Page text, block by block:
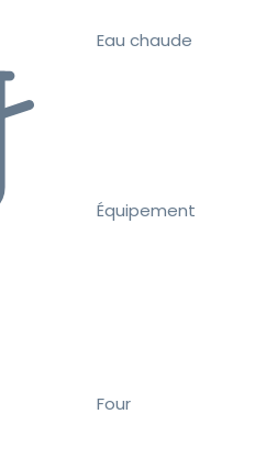
Eau chaude
Équipement
Four